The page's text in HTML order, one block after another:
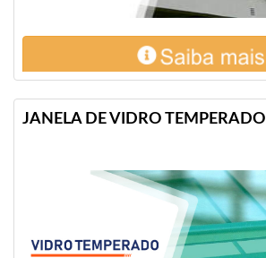
JANELA DE VIDRO TEMPERADO